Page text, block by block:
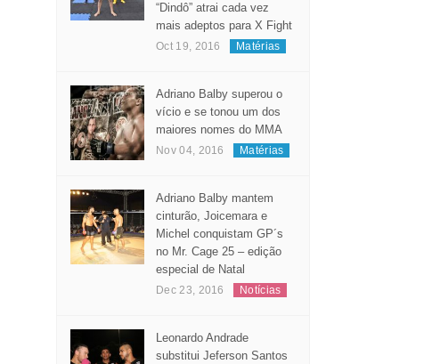
“Dindô” atrai cada vez
mais adeptos para X Fight
Oct 19, 2016 Matérias
Adriano Balby superou o
vício e se tonou um dos
maiores nomes do MMA
Nov 04, 2016 Matérias
Adriano Balby mantem
cinturão, Joicemara e
Michel conquistam GP´s
no Mr. Cage 25 – edição
especial de Natal
Dec 23, 2016 Notícias
Leonardo Andrade
substitui Jeferson Santos